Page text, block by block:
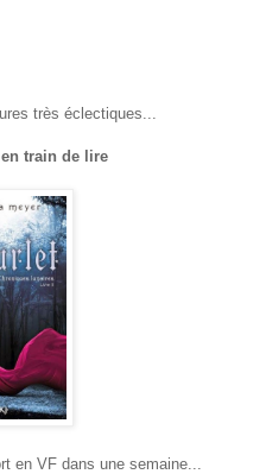
très éclectiques...
train de lire
en VF dans une semaine...